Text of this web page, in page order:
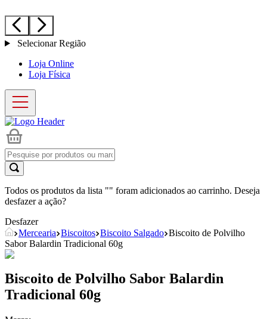
Selecionar Região
Loja Online
Loja Física
Todos os produtos da lista "" foram adicionados ao carrinho. Deseja
desfazer a ação?
Desfazer
Mercearia Biscoitos Biscoito Salgado Biscoito de Polvilho
Sabor Balardin Tradicional 60g
Biscoito de Polvilho Sabor Balardin
Tradicional 60g